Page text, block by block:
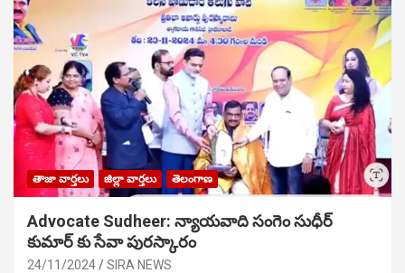
తాజా వార్తలు జిల్లా వార్తలు తెలంగాణ
Advocate Sudheer: న్యాయవాది సంగెం సుధీర్
కుమార్ కు సేవా పురస్కారం
24/11/2024 SIRA NEWS